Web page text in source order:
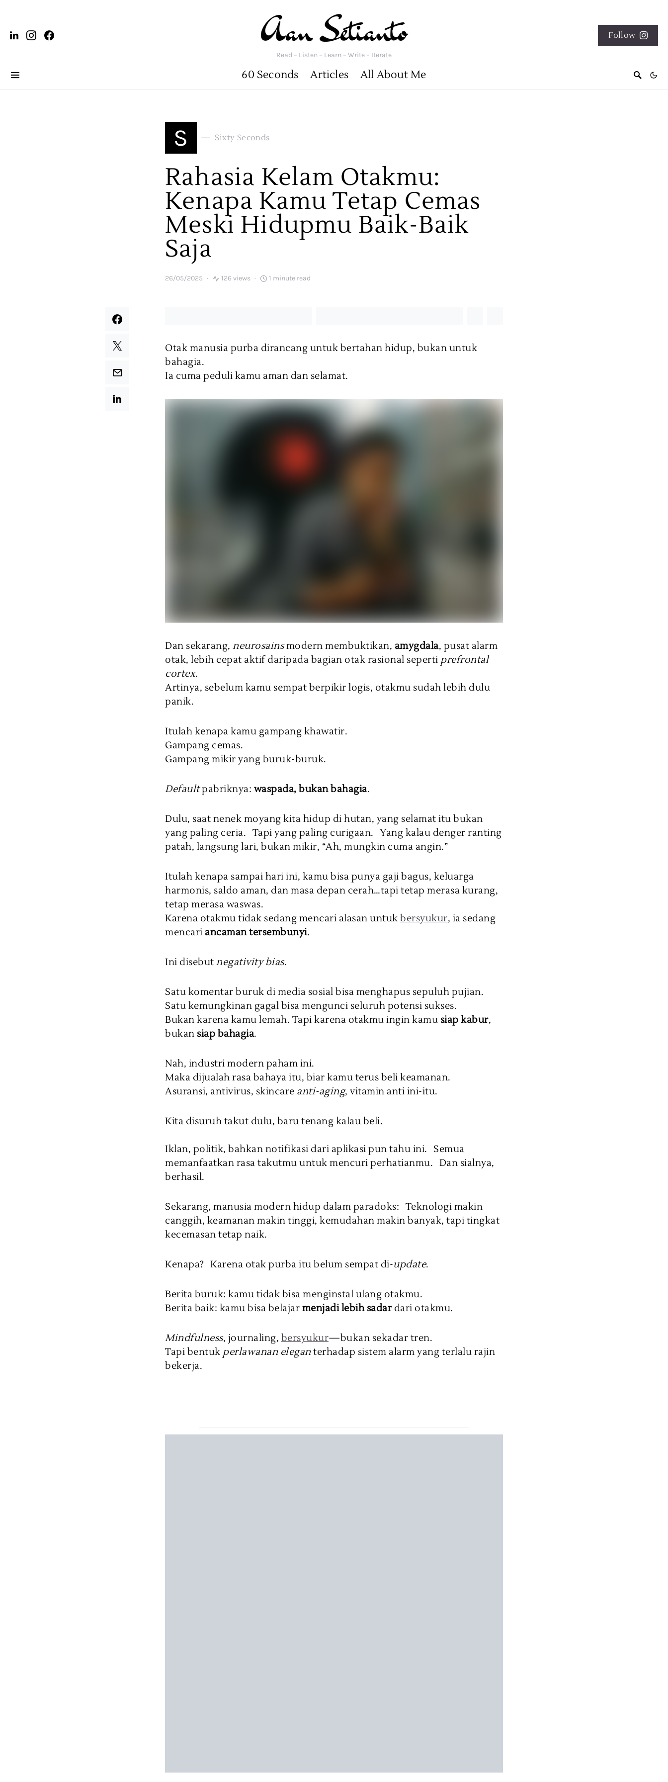
Read – Listen – Learn – Write – Iterate
Follow
60 Seconds Articles All About Me
S Sixty Seconds
Rahasia Kelam Otakmu:
Kenapa Kamu Tetap Cemas
Meski Hidupmu Baik-Baik
Saja
26/05/2025 126 views 1 minute read
Otak manusia purba dirancang untuk bertahan hidup, bukan untuk
bahagia.
Ia cuma peduli kamu aman dan selamat.
Dan sekarang, neurosainsmodern membuktikan, amygdala, pusat alarm
otak, lebih cepat aktif daripada bagian otak rasional seperti prefrontal
cortex.
Artinya, sebelum kamu sempat berpikir logis, otakmu sudah lebih dulu
panik.
Itulah kenapa kamu gampang khawatir.
Gampang cemas.
Gampang mikir yang buruk-buruk.
Defaultpabriknya: waspada, bukan bahagia.
Dulu, saat nenek moyang kita hidup di hutan, yang selamat itu bukan
yang paling ceria. Tapi yang paling curigaan. Yang kalau denger ranting
patah, langsung lari, bukan mikir, “Ah, mungkin cuma angin.”
Itulah kenapa sampai hari ini, kamu bisa punya gaji bagus, keluarga
harmonis, saldo aman, dan masa depan cerah…tapi tetap merasa kurang,
tetap merasa waswas.
Karena otakmu tidak sedang mencari alasan untuk bersyukur, ia sedang
mencari ancaman tersembunyi.
Ini disebut negativity bias.
Satu komentar buruk di media sosial bisa menghapus sepuluh pujian.
Satu kemungkinan gagal bisa mengunci seluruh potensi sukses.
Bukan karena kamu lemah. Tapi karena otakmu ingin kamu siap kabur,
bukan siap bahagia.
Nah, industri modern paham ini.
Maka dijualah rasa bahaya itu, biar kamu terus beli keamanan.
Asuransi, antivirus, skincare anti-aging, vitamin anti ini-itu.
Kita disuruh takut dulu, baru tenang kalau beli.
Iklan, politik, bahkan notifikasi dari aplikasi pun tahu ini. Semua
memanfaatkan rasa takutmu untuk mencuri perhatianmu. Dan sialnya,
berhasil.
Sekarang, manusia modern hidup dalam paradoks: Teknologi makin
canggih, keamanan makin tinggi, kemudahan makin banyak, tapi tingkat
kecemasan tetap naik.
Kenapa? Karena otak purba itu belum sempat di-update.
Berita buruk: kamu tidak bisa menginstal ulang otakmu.
Berita baik: kamu bisa belajar menjadi lebih sadardari otakmu.
Mindfulness, journaling, bersyukur—bukan sekadar tren.
Tapi bentuk perlawanan elegan terhadap sistem alarm yang terlalu rajin
bekerja.